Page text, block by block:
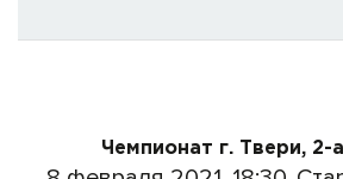
Чемпионат г. Твери, 2-